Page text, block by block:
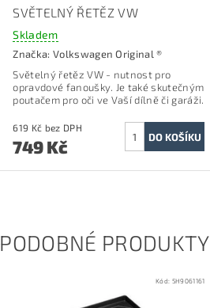
SVĚTELNÝ ŘETĚZ VW
Skladem
Značka: Volkswagen Original ®
Světelný řetěz VW - nutnost pro
opravdové fanoušky. Je také skutečným
poutačem pro oči ve Vaší dílně či garáži.
619 Kč bez DPH
749 Kč
PODOBNÉ PRODUKTY
Kód: 5H9061161